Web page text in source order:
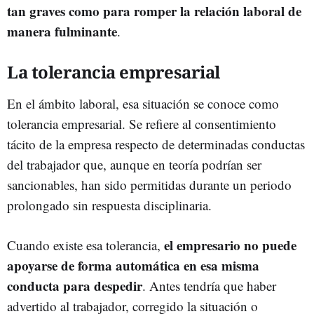
tan graves como para romper la relación laboral de
manera fulminante.
La tolerancia empresarial
En el ámbito laboral, esa situación se conoce como
tolerancia empresarial. Se refiere al consentimiento
tácito de la empresa respecto de determinadas conductas
del trabajador que, aunque en teoría podrían ser
sancionables, han sido permitidas durante un periodo
prolongado sin respuesta disciplinaria.
Cuando existe esa tolerancia, el empresario no puede
apoyarse de forma automática en esa misma
conducta para despedir. Antes tendría que haber
advertido al trabajador, corregido la situación o